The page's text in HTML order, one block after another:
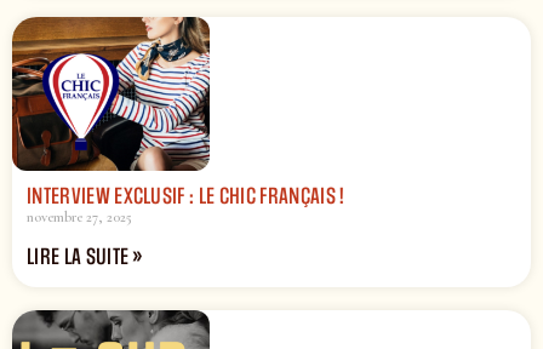
INTERVIEW EXCLUSIF : LE CHIC FRANÇAIS !
novembre 27, 2025
LIRE LA SUITE »